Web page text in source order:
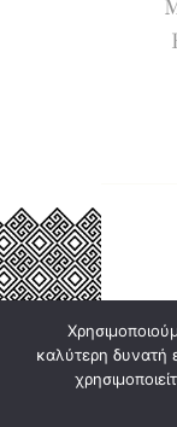
καλύτερη δυνατή